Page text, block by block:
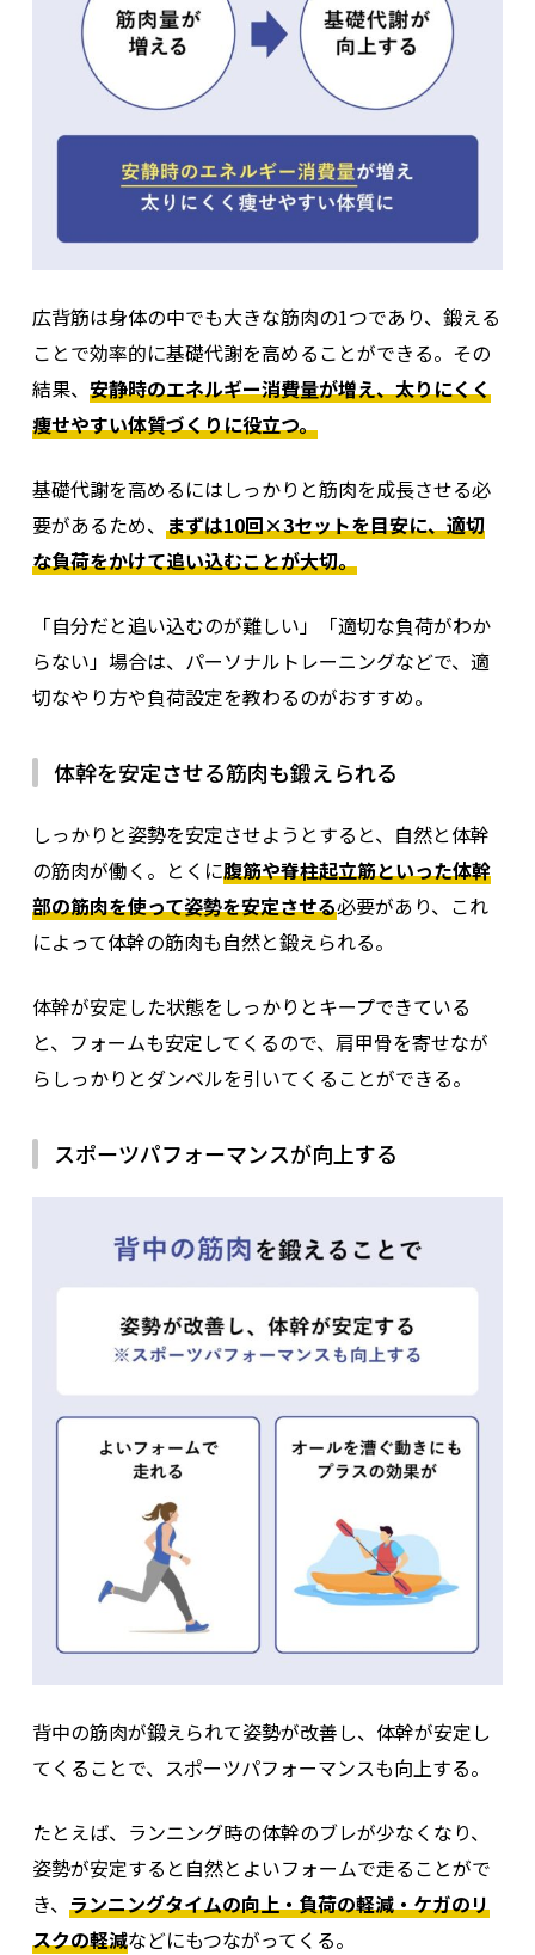
脊柱起立筋
主な役割
身体を起こす動作や姿勢を真っ直ぐに保つ動作に影響
監修者：三矢
ダンベルローイングは起立筋がターゲットではありませんが、
広背筋は身体の中でも大きな筋肉の1つであり、鍛える
ことで効率的に基礎代謝を高めることができる。その
結果、 安静時のエネルギー消費量が増え、太りにくく
痩せやすい体質づくりに役立つ。
基礎代謝を高めるにはしっかりと筋肉を成長させる必
要があるため、 まずは10回×3セットを目安に、適切
な負荷をかけて追い込むことが大切。
「自分だと追い込むのが難しい」「適切な負荷がわか
らない」場合は、パーソナルトレーニングなどで、適
切なやり方や負荷設定を教わるのがおすすめ。
体幹を安定させる筋肉も鍛えられる
しっかりと姿勢を安定させようとすると、自然と体幹
の筋肉が働く。とくに腹筋や脊柱起立筋といった体幹
部の筋肉を使って姿勢を安定させる必要があり、これ
によって体幹の筋肉も自然と鍛えられる。
体幹が安定した状態をしっかりとキープできている
と、フォームも安定してくるので、肩甲骨を寄せなが
らしっかりとダンベルを引いてくることができる。
スポーツパフォーマンスが向上する
背中の筋肉が鍛えられて姿勢が改善し、体幹が安定し
てくることで、スポーツパフォーマンスも向上する。
たとえば、ランニング時の体幹のブレが少なくなり、
姿勢が安定すると自然とよいフォームで走ることがで
き、 ランニングタイムの向上・負荷の軽減・ケガのリ
スクの軽減などにもつながってくる。